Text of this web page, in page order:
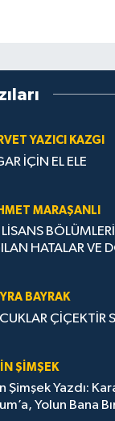
YAZICI KAZGI
İÇİN EL ELE
MARAŞANLI
HATALAR VE
BAYRAK
ÇİÇEKTİR
ŞIMŞEK
Şimşek Yazdı:
Yolun Bana